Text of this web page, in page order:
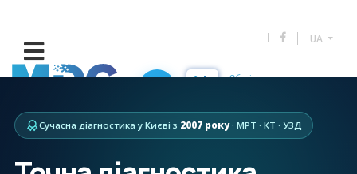
UA
Оберіть оператора:
Сучасна діагностика у Києві з 2007 року· МРТ · КТ · УЗД